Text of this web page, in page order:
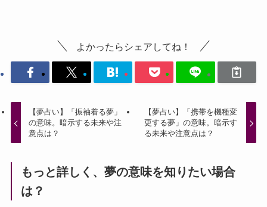
よかったらシェアしてね！
【夢占い】「振袖着る夢」
の意味。暗示する未来や注
意点は？
【夢占い】「携帯を機種変
更する夢」の意味。暗示す
る未来や注意点は？
もっと詳しく、夢の意味を知りたい場合
は？